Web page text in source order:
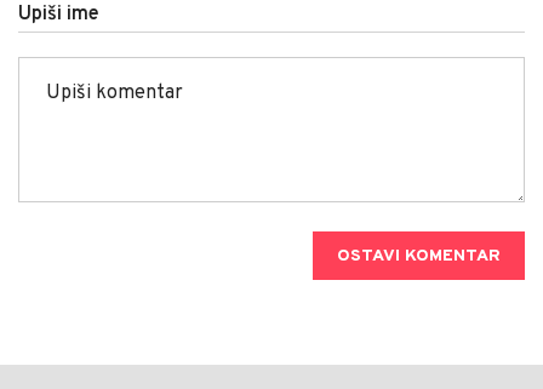
Upiši ime
OSTAVI KOMENTAR